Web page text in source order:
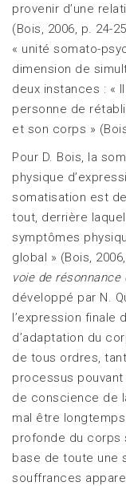
provenir d’une
(Bois, 2006, p. 24-
« unité somato-
dimension de
deux instances : «
personne de
et son corps »
Pour D. Bois, la
physique
somatisation est
tout, derrière
symptômes
global » (Bois,
voie de résonnance
développé par N.
l’expression finale
d’adaptation du
de tous ordres,
processus
de conscience de
mal être
profonde du corps
base de toute une
souffrances